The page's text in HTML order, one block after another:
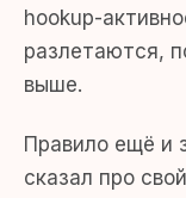
hookup-
разлетаются,
выше.
Правило ещё и
сказал про